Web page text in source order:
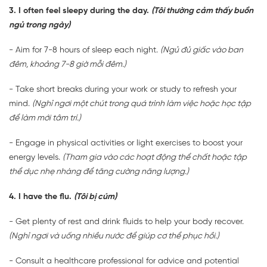
3. I often feel sleepy during the day. (Tôi thường cảm thấy buồn
ngủ trong ngày)
- Aim for 7-8 hours of sleep each night. (Ngủ đủ giấc vào ban
đêm, khoảng 7-8 giờ mỗi đêm.)
- Take short breaks during your work or study to refresh your
mind. (Nghỉ ngơi một chút trong quá trình làm việc hoặc học tập
để làm mới tâm trí.)
- Engage in physical activities or light exercises to boost your
energy levels. (Tham gia vào các hoạt động thể chất hoặc tập
thể dục nhẹ nhàng để tăng cường năng lượng.)
4. I have the flu. (Tôi bị cúm)
- Get plenty of rest and drink fluids to help your body recover.
(Nghỉ ngơi và uống nhiều nước để giúp cơ thể phục hồi.)
- Consult a healthcare professional for advice and potential